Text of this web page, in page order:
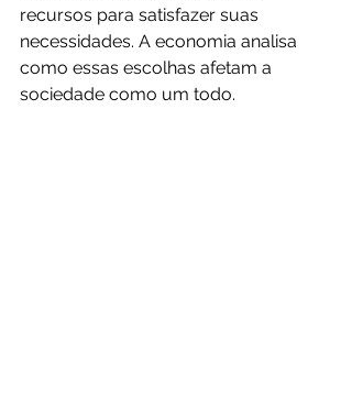
recursos para satisfazer suas
necessidades. A economia analisa
como essas escolhas afetam a
sociedade como um todo.